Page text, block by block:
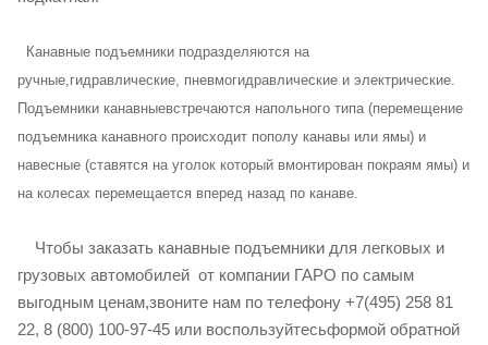
Канавные подъемники подразделяются на
ручные,гидравлические, пневмогидравлические и электрические.
Подъемники канавныевстречаются напольного типа (перемещение
подъемника канавного происходит пополу канавы или ямы) и
навесные (ставятся на уголок который вмонтирован покраям ямы) и
на колесах перемещается вперед назад по канаве.
Чтобы заказать канавные подъемники для легковых и
грузовых автомобилей от компании ГАРО по самым
выгодным ценам,звоните нам по телефону +7(495) 258 81
22, 8 (800) 100-97-45 или воспользуйтесьформой обратной